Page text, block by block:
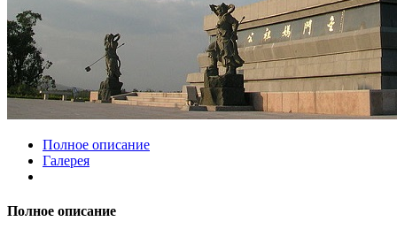
Полное описание
Галерея
Полное описание